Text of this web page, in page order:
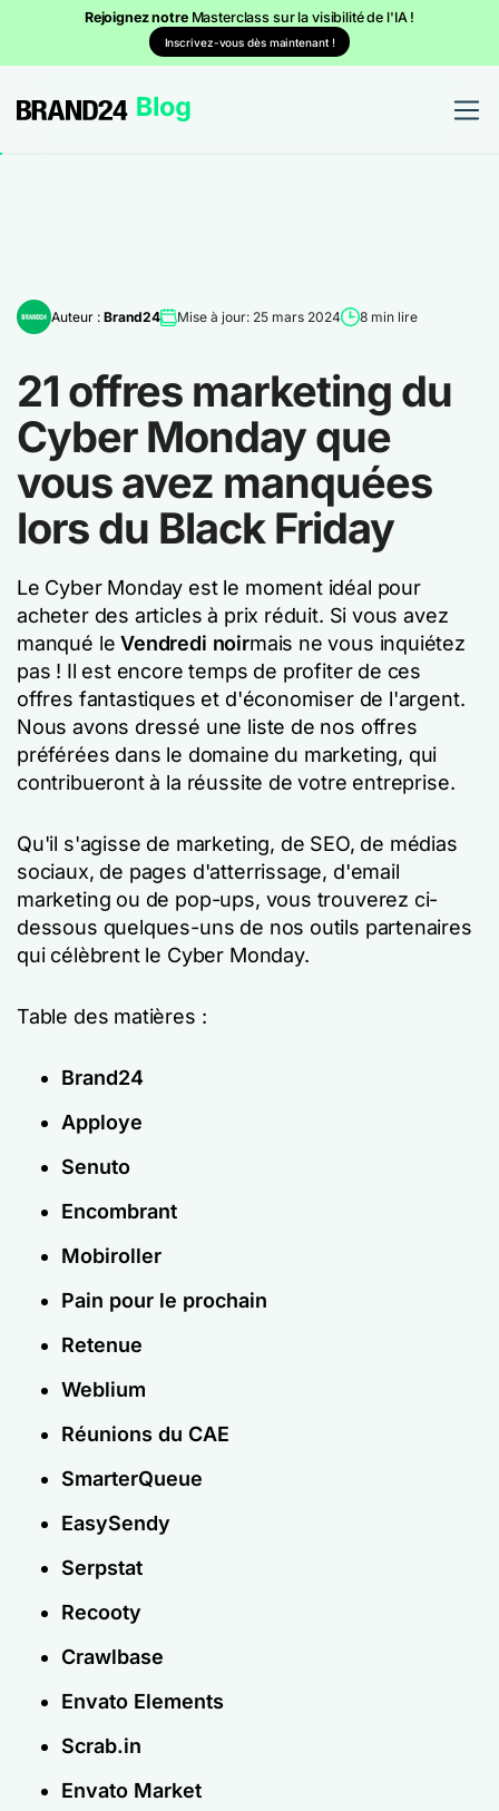
Rejoignez notre Masterclass sur la visibilité de l'IA !
Inscrivez-vous dès maintenant !
Auteur : Brand24 Mise à jour: 25 mars 2024 8 min lire
21 offres marketing du
Cyber Monday que
vous avez manquées
lors du Black Friday
Le Cyber Monday est le moment idéal pour
acheter des articles à prix réduit. Si vous avez
manqué leVendredi noirmais ne vous inquiétez
pas ! Il est encore temps de profiter de ces
offres fantastiques et d'économiser de l'argent.
Nous avons dressé une liste de nos offres
préférées dans le domaine du marketing, qui
contribueront à la réussite de votre entreprise.
Qu'il s'agisse de marketing, de SEO, de médias
sociaux, de pages d'atterrissage, d'email
marketing ou de pop-ups, vous trouverez ci-
dessous quelques-uns de nos outils partenaires
qui célèbrent le Cyber Monday.
Table des matières :
Brand24
Apploye
Senuto
Encombrant
Mobiroller
Pain pour le prochain
Retenue
Weblium
Réunions du CAE
SmarterQueue
EasySendy
Serpstat
Recooty
Crawlbase
Envato Elements
Scrab.in
Envato Market